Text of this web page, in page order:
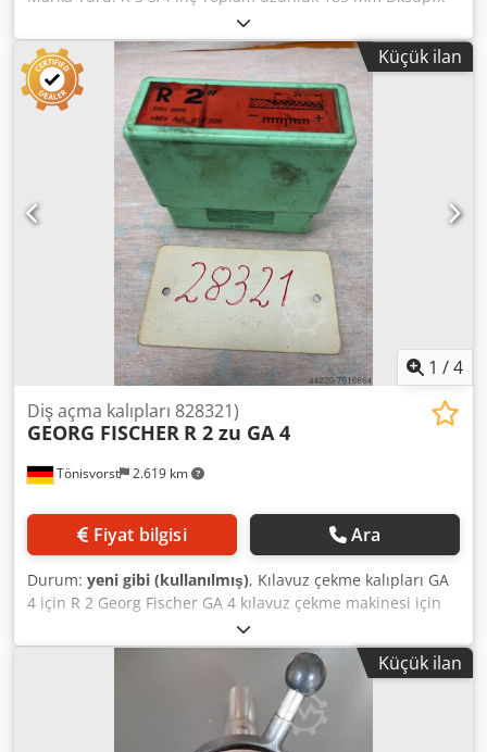
Küçük ilan
1 /4
Tönisvorst 2.619 km
Diş açma kalıpları 828321)
GEORG FISCHER R 2 zu GA 4
Fiyat bilgisi Ara
Durum: yeni gibi (kullanılmış), Kılavuz çekme kalıpları GA
4 için R 2 Georg Fischer GA 4 kılavuz çekme makinesi için
kılavuz çekme kalıpları Dkjdpfx Aeivzcksf Hjr yeni kadar iyi
GF Art. 012209
Küçük ilan